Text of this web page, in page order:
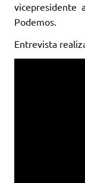
vicepresidente
Podemos.
Entrevista